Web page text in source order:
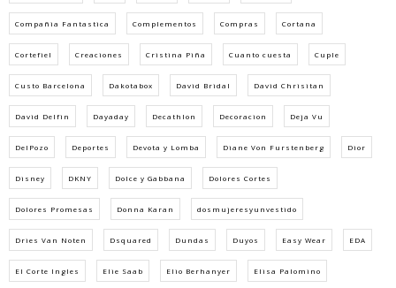
Compañia Fantastica Complementos Compras Cortana
Cortefiel Creaciones Cristina Piña Cuanto cuesta Cuple
Custo Barcelona Dakotabox David Bridal David Chrisitan
David Delfin Dayaday Decathlon Decoracion Deja Vu
DelPozo Deportes Devota y Lomba Diane Von Furstenberg Dior
Disney DKNY Dolce y Gabbana Dolores Cortes
Dolores Promesas Donna Karan dosmujeresyunvestido
Dries Van Noten Dsquared Dundas Duyos Easy Wear EDA
El Corte Ingles Elie Saab Elio Berhanyer Elisa Palomino